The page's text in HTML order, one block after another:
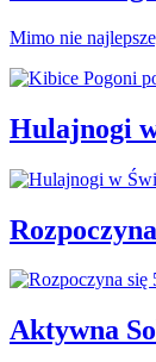
Mimo nie
Hulajnogi
Aktywna